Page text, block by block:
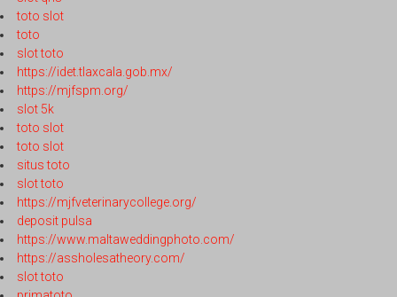
toto slot
toto
slot toto
https://idet.tlaxcala.gob.mx/
https://mjfspm.org/
slot 5k
toto slot
toto slot
situs toto
slot toto
https://mjfveterinarycollege.org/
deposit pulsa
https://www.maltaweddingphoto.com/
https://assholesatheory.com/
slot toto